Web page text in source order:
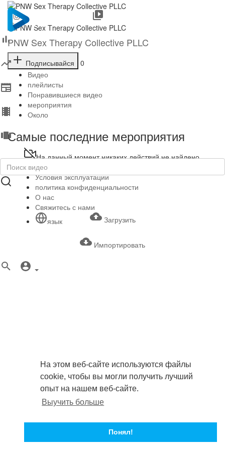
На этом веб-сайте используются файлы
cookie, чтобы вы могли получить лучший
опыт на нашем веб-сайте.
Выучить больше
Понял!
Загрузить
Импортировать
PNW Sex Therapy Collective PLLC
Подписывайся
0
Видео
плейлисты
Понравившиеся видео
мероприятия
Около
Самые последние мероприятия
На данный момент никаких действий не найдено.
Copyright © 2026 . Все права защищены.
Условия эксплуатации
политика конфиденциальности
О нас
Свяжитесь с нами
язык